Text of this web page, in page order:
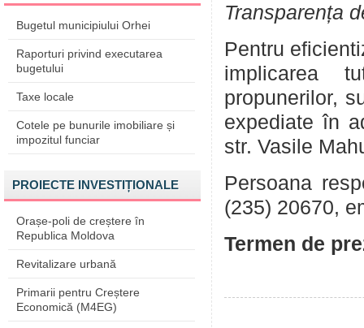
Bugetul municipiului Orhei
Raporturi privind executarea
bugetului
Taxe locale
Cotele pe bunurile imobiliare și
impozitul funciar
PROIECTE INVESTIȚIONALE
Orașe-poli de creștere în
Republica Moldova
Revitalizare urbană
Primarii pentru Creștere
Economică (M4EG)
Transparența
Pentru
implicarea
propunerilor,
expediate în
str. Vasile
Persoana
(235) 20670,
Termen de